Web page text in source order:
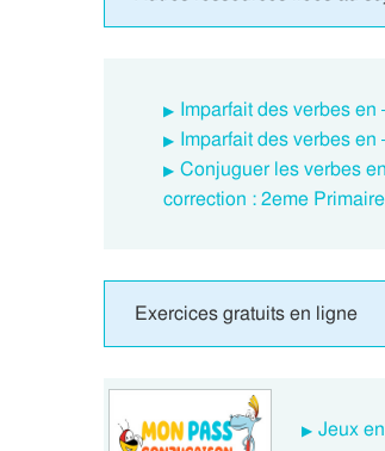
Imparfait des verbes
Imparfait des verbes
Conjuguer les verbes
correction : 2eme Primaire
Exercices gratuits en ligne
Jeux